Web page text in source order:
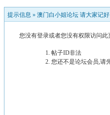
提示信息 » 澳门白小姐论坛 请大家记
您没有登录或者您没有权限访问
帖子ID非法
您还不是论坛会员,请